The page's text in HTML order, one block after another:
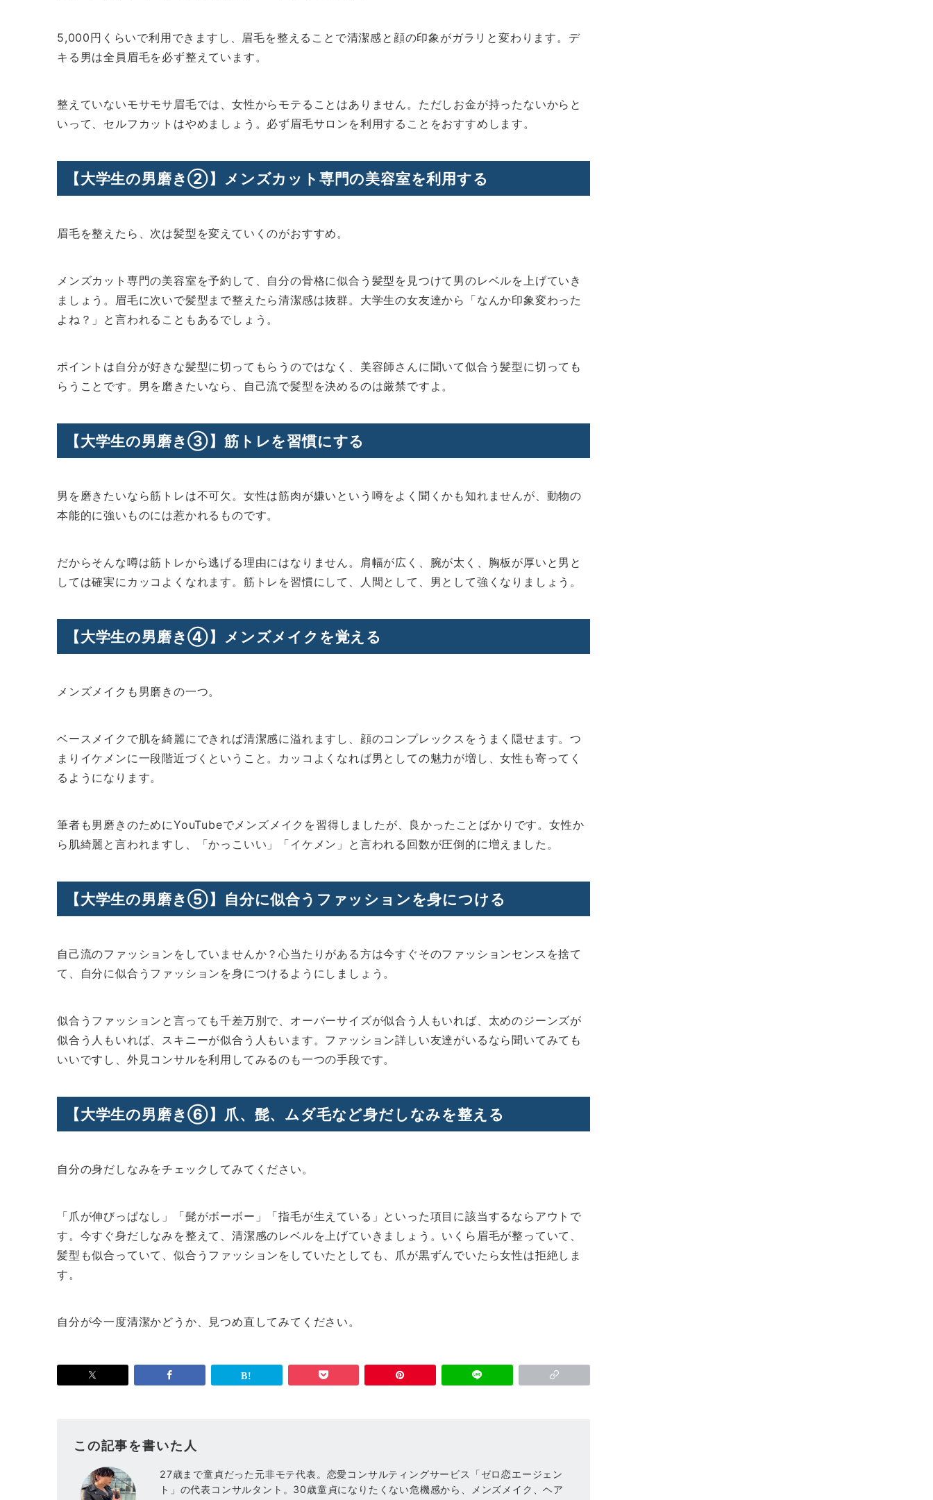
5,000円くらいで利用できますし、眉毛を整えることで清潔感と顔の印象がガラリと変わります。デ
キる男は全員眉毛を必ず整えています。
整えていないモサモサ眉毛では、女性からモテることはありません。ただしお金が持ったないからと
いって、セルフカットはやめましょう。必ず眉毛サロンを利用することをおすすめします。
【大学生の男磨き②】メンズカット専門の美容室を利用する
眉毛を整えたら、次は髪型を変えていくのがおすすめ。
メンズカット専門の美容室を予約して、自分の骨格に似合う髪型を見つけて男のレベルを上げていき
ましょう。眉毛に次いで髪型まで整えたら清潔感は抜群。大学生の女友達から「なんか印象変わった
よね？」と言われることもあるでしょう。
ポイントは自分が好きな髪型に切ってもらうのではなく、美容師さんに聞いて似合う髪型に切っても
らうことです。男を磨きたいなら、自己流で髪型を決めるのは厳禁ですよ。
【大学生の男磨き③】筋トレを習慣にする
男を磨きたいなら筋トレは不可欠。女性は筋肉が嫌いという噂をよく聞くかも知れませんが、動物の
本能的に強いものには惹かれるものです。
だからそんな噂は筋トレから逃げる理由にはなりません。肩幅が広く、腕が太く、胸板が厚いと男と
しては確実にカッコよくなれます。筋トレを習慣にして、人間として、男として強くなりましょう。
【大学生の男磨き④】メンズメイクを覚える
メンズメイクも男磨きの一つ。
ベースメイクで肌を綺麗にできれば清潔感に溢れますし、顔のコンプレックスをうまく隠せます。つ
まりイケメンに一段階近づくということ。カッコよくなれば男としての魅力が増し、女性も寄ってく
るようになります。
筆者も男磨きのためにYouTubeでメンズメイクを習得しましたが、良かったことばかりです。女性か
ら肌綺麗と言われますし、「かっこいい」「イケメン」と言われる回数が圧倒的に増えました。
【大学生の男磨き⑤】自分に似合うファッションを身につける
自己流のファッションをしていませんか？心当たりがある方は今すぐそのファッションセンスを捨て
て、自分に似合うファッションを身につけるようにしましょう。
似合うファッションと言っても千差万別で、オーバーサイズが似合う人もいれば、太めのジーンズが
似合う人もいれば、スキニーが似合う人もいます。ファッション詳しい友達がいるなら聞いてみても
いいですし、外見コンサルを利用してみるのも一つの手段です。
【大学生の男磨き⑥】爪、髭、ムダ毛など身だしなみを整える
自分の身だしなみをチェックしてみてください。
「爪が伸びっぱなし」「髭がボーボー」「指毛が生えている」といった項目に該当するならアウトで
す。今すぐ身だしなみを整えて、清潔感のレベルを上げていきましょう。いくら眉毛が整っていて、
髪型も似合っていて、似合うファッションをしていたとしても、爪が黒ずんでいたら女性は拒絶しま
す。
自分が今一度清潔かどうか、見つめ直してみてください。
この記事を書いた人
27歳まで童貞だった元非モテ代表。恋愛コンサルティングサービス「ゼロ恋エージェン
ト」の代表コンサルタント。30歳童貞になりたくない危機感から、メンズメイク、ヘア